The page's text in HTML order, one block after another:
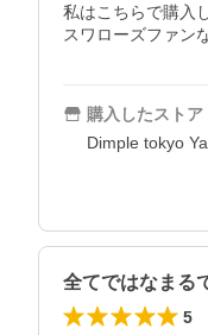
私はこちらで購入
スワローズファン
購入したストア
Dimple tokyo
全てではなまる
5